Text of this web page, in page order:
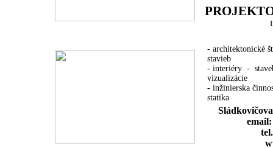
- architektonické
stavieb
- interiéry -
vizualizácie
- inžinierska
statika